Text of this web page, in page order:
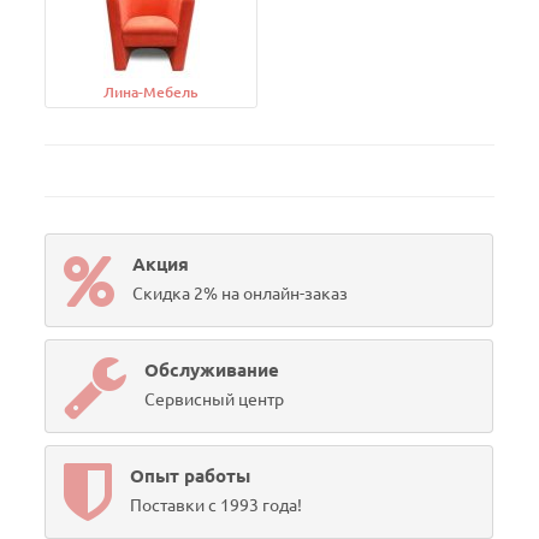
Лина-Мебель
Акция
Скидка 2% на онлайн-заказ
Обслуживание
Сервисный центр
Опыт работы
Поставки с 1993 года!